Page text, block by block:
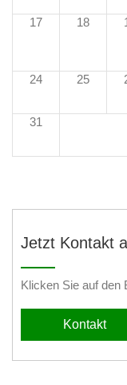
17 18
24 25
31
Jetzt Kontakt
Klicken Sie auf den
Kontakt